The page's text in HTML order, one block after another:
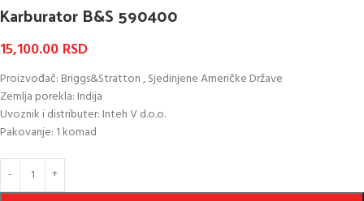
Karburator B&S 590400
15,100.00 RSD
Proizvođač: Briggs&Stratton , Sjedinjene Američke Države
Zemlja porekla: Indija
Uvoznik i distributer: Inteh V d.o.o.
Pakovanje: 1 komad